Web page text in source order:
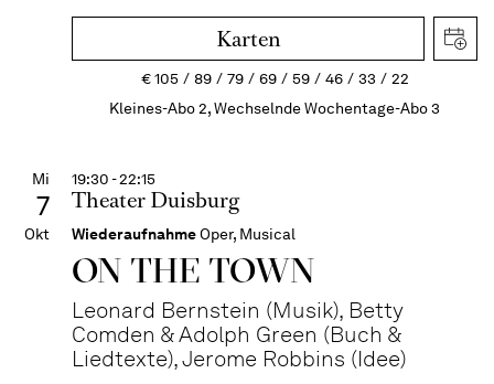
Karten
€105 89 79 69 59 46 33
22
Kleines-Abo 2, Wechselnde Wochentage-Abo 3
Mi
7
Okt
19:30 - 22:15
Theater Duisburg
WiederaufnahmeOper, Musical
ON THE TOWN
Leonard Bernstein (Musik), Betty
Comden & Adolph Green (Buch &
Liedtexte), Jerome Robbins (Idee)